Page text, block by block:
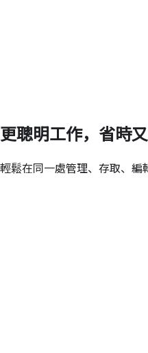
更聰明工作，省時
輕鬆在同一處管理、存取、編